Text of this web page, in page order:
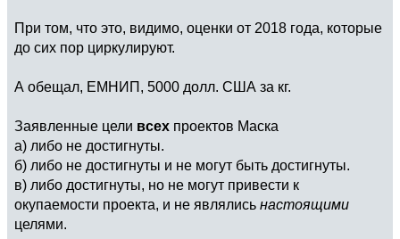
При том, что это, видимо, оценки от 2018 года, которые
до сих пор циркулируют.
А обещал, ЕМНИП, 5000 долл. США за кг.
Заявленные цели всех проектов Маска
а) либо не достигнуты.
б) либо не достигнуты и не могут быть достигнуты.
в) либо достигнуты, но не могут привести к
окупаемости проекта, и не являлись настоящими
целями.